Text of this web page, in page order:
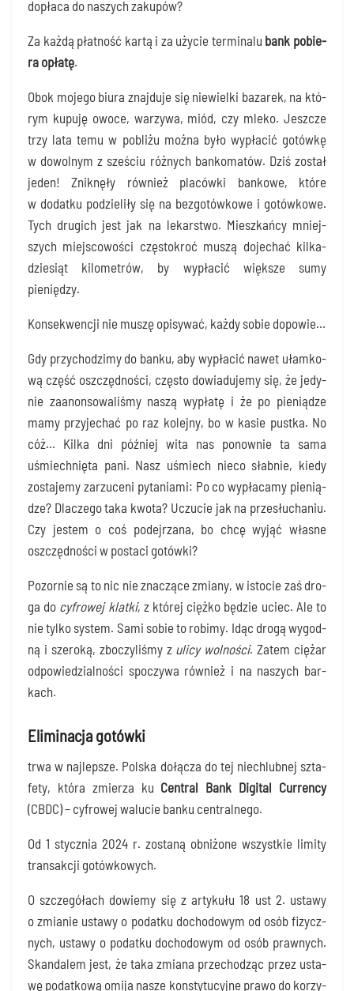
dopła­ca do naszych zakupów?
Za każ­dą płat­ność kar­tą i za uży­cie ter­mi­na­lu bank pobie­
ra opła­tę.
Obok moje­go biu­ra znaj­du­je się nie­wiel­ki baza­rek, na któ­
rym kupu­ję owo­ce, warzy­wa, miód, czy mle­ko. Jesz­cze
trzy lata temu w pobli­żu moż­na było wypła­cić gotów­kę
w dowol­nym z sze­ściu róż­nych ban­ko­ma­tów. Dziś został
jeden! Znik­nę­ły rów­nież pla­ców­ki ban­ko­we, któ­re
w dodat­ku podzie­li­ły się na bez­go­tów­ko­we i gotów­ko­we.
Tych dru­gich jest jak na lekar­stwo. Miesz­kań­cy mniej­
szych miej­sco­wo­ści czę­sto­kroć muszą doje­chać kil­ka­
dzie­siąt kilo­me­trów, by wypła­cić więk­sze sumy
pieniędzy.
Kon­se­kwen­cji nie muszę opi­sy­wać, każ­dy sobie dopowie…
Gdy przy­cho­dzi­my do ban­ku, aby wypła­cić nawet ułam­ko­
wą część oszczęd­no­ści, czę­sto dowia­du­je­my się, że jedy­
nie zaanon­so­wa­li­śmy naszą wypła­tę i że po pie­nią­dze
mamy przy­je­chać po raz kolej­ny, bo w kasie pust­ka. No
cóż… Kil­ka dni póź­niej wita nas ponow­nie ta sama
uśmiech­nię­ta pani. Nasz uśmiech nie­co słab­nie, kie­dy
zosta­je­my zarzu­ce­ni pyta­nia­mi: Po co wypła­ca­my pie­nią­
dze? Dla­cze­go taka kwo­ta? Uczu­cie jak na prze­słu­cha­niu.
Czy jestem o coś podej­rza­na, bo chcę wyjąć wła­sne
oszczęd­no­ści w posta­ci gotówki?
Pozor­nie są to nic nie zna­czą­ce zmia­ny, w isto­cie zaś dro­
ga do cyfro­wej klat­ki, z któ­rej cięż­ko będzie uciec. Ale to
nie tyl­ko sys­tem. Sami sobie to robi­my. Idąc dro­gą wygod­
ną i sze­ro­ką, zbo­czy­li­śmy z uli­cy wol­no­ści. Zatem cię­żar
odpo­wie­dzial­no­ści spo­czy­wa rów­nież i na naszych bar­
kach.
Eliminacja gotówki
trwa w naj­lep­sze. Pol­ska dołą­cza do tej nie­chlub­nej szta­
fe­ty, któ­ra zmie­rza ku Cen­tral Bank Digi­tal Cur­ren­cy
(CBDC) – cyfro­wej walu­cie ban­ku centralnego.
Od 1 stycz­nia 2024 r. zosta­ną obni­żo­ne wszyst­kie limi­ty
trans­ak­cji gotówkowych.
O szcze­gó­łach dowie­my się z arty­ku­łu 18 ust 2. usta­wy
o zmia­nie usta­wy o podat­ku docho­do­wym od osób fizycz­
nych, usta­wy o podat­ku docho­do­wym od osób praw­nych.
Skan­da­lem jest, że taka zmia­na prze­cho­dząc przez usta­
wę podat­ko­wą omi­ja nasze kon­sty­tu­cyj­ne pra­wo do korzy­